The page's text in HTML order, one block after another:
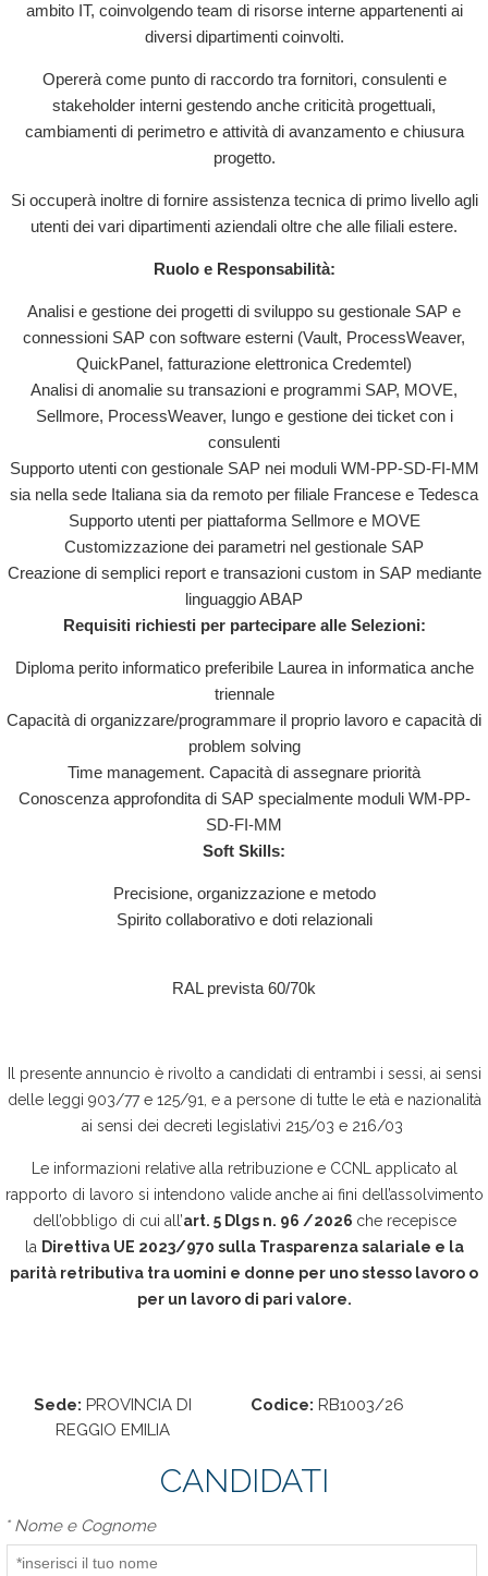
ambito IT, coinvolgendo team di risorse interne appartenenti ai
diversi dipartimenti coinvolti.
Opererà come punto di raccordo tra fornitori, consulenti e
stakeholder interni gestendo anche criticità progettuali,
cambiamenti di perimetro e attività di avanzamento e chiusura
progetto.
Si occuperà inoltre di fornire assistenza tecnica di primo livello agli
utenti dei vari dipartimenti aziendali oltre che alle filiali estere.
Ruolo e Responsabilità:
Analisi e gestione dei progetti di sviluppo su gestionale SAP e
connessioni SAP con software esterni (Vault, ProcessWeaver,
QuickPanel, fatturazione elettronica Credemtel)
Analisi di anomalie su transazioni e programmi SAP, MOVE,
Sellmore, ProcessWeaver, Iungo e gestione dei ticket con i
consulenti
Supporto utenti con gestionale SAP nei moduli WM-PP-SD-FI-MM
sia nella sede Italiana sia da remoto per filiale Francese e Tedesca
Supporto utenti per piattaforma Sellmore e MOVE
Customizzazione dei parametri nel gestionale SAP
Creazione di semplici report e transazioni custom in SAP mediante
linguaggio ABAP
Requisiti richiesti per partecipare alle Selezioni:
Diploma perito informatico preferibile Laurea in informatica anche
triennale
Capacità di organizzare/programmare il proprio lavoro e capacità di
problem solving
Time management. Capacità di assegnare priorità
Conoscenza approfondita di SAP specialmente moduli WM-PP-
SD-FI-MM
Soft Skills:
Precisione, organizzazione e metodo
Spirito collaborativo e doti relazionali
RAL prevista 60/70k
Il presente annuncio è rivolto a candidati di entrambi i sessi, ai sensi
delle leggi 903/77 e 125/91, e a persone di tutte le età e nazionalità
ai sensi dei decreti legislativi 215/03 e 216/03
Le informazioni relative alla retribuzione e CCNL applicato al
rapporto di lavoro si intendono valide anche ai fini dell’assolvimento
dell’obbligo di cui all’art. 5 Dlgs n. 96 /2026 che recepisce
la Direttiva UE 2023/970 sulla Trasparenza salariale e la
parità retributiva tra uomini e donne per uno stesso lavoro o
per un lavoro di pari valore.
Sede: PROVINCIA DI
REGGIO EMILIA
Codice: RB1003/26
CANDIDATI
*Nome e Cognome